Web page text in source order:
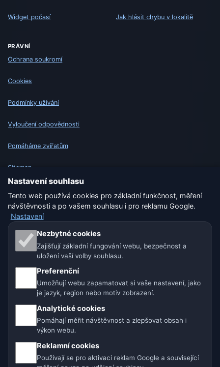
Widget počasí Jak hlásit chybu v lokalitě
PRÁVNÍ
Ochrana soukromí
Cookies
Podmínky užívání
Vyloučení odpovědnosti
Pomáháme zvířatům
Sitemap
Nastavení
Naše weby o počasí:
🇨🇿 Česko 🇭🇷 Chorvatsko 🇧🇬 Bulharsko
🇩🇪🇦🇹🇨🇭 Německo / Rakousko / Švýcarsko
🌎 Latinská Amerika a Španělsko
🇮🇳 Jižní a jihovýchodní Asie
Provozovatel: Spolek Minizoo.cz z.s. | IČO: 21135550 |
info@pocasi.online
© 2026 Počasí Online · Meteorologická data: MET Norway · Open-
Nastavení souhlasu
Tento web používá cookies pro základní funkčnost, měření
návštěvnosti a po vašem souhlasu i pro reklamu Google.
Nastavení
Nezbytné cookies
Zajišťují základní fungování webu, bezpečnost a
uložení vaší volby souhlasu.
Preferenční
Umožňují webu zapamatovat si vaše nastavení, jako
je jazyk, region nebo motiv zobrazení.
Analytické cookies
Pomáhají měřit návštěvnost a zlepšovat obsah i
výkon webu.
Reklamní cookies
Používají se pro aktivaci reklam Google a související